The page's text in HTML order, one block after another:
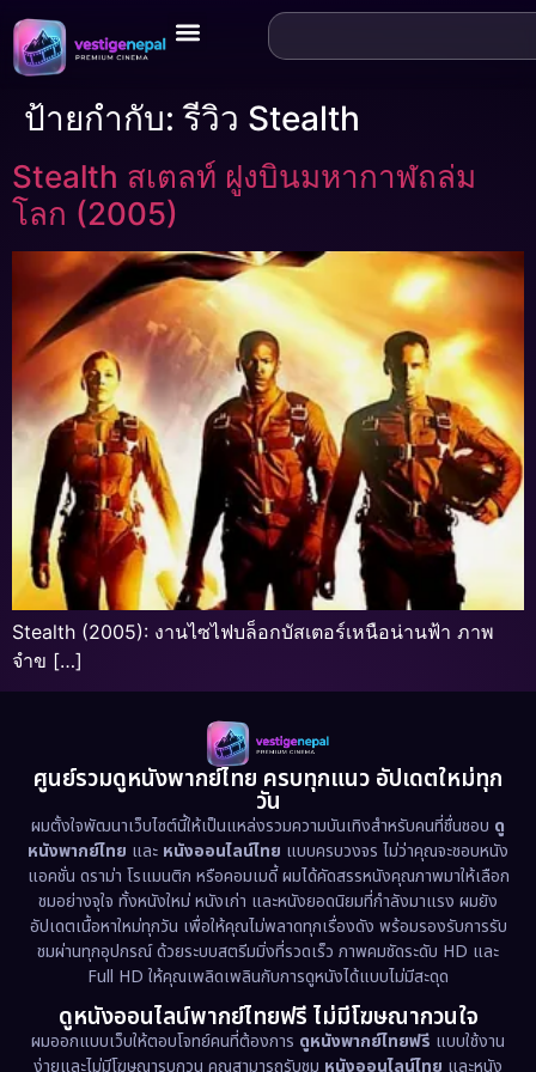
ป้ายกำกับ:รีวิว Stealth
Stealth สเตลท์ ฝูงบินมหากาฬถล่ม
โลก (2005)
Stealth (2005): งานไซไฟบล็อกบัสเตอร์เหนือน่านฟ้า ภาพ
จำข […]
ศูนย์รวมดูหนังพากย์ไทย ครบทุกแนว อัปเดตใหม่ทุก
วัน
ผมตั้งใจพัฒนาเว็บไซต์นี้ให้เป็นแหล่งรวมความบันเทิงสำหรับคนที่ชื่นชอบ ดู
หนังพากย์ไทย และ หนังออนไลน์ไทย แบบครบวงจร ไม่ว่าคุณจะชอบหนัง
แอคชั่น ดราม่า โรแมนติก หรือคอมเมดี้ ผมได้คัดสรรหนังคุณภาพมาให้เลือก
ชมอย่างจุใจ ทั้งหนังใหม่ หนังเก่า และหนังยอดนิยมที่กำลังมาแรง ผมยัง
อัปเดตเนื้อหาใหม่ทุกวัน เพื่อให้คุณไม่พลาดทุกเรื่องดัง พร้อมรองรับการรับ
ชมผ่านทุกอุปกรณ์ ด้วยระบบสตรีมมิ่งที่รวดเร็ว ภาพคมชัดระดับ HD และ
Full HD ให้คุณเพลิดเพลินกับการดูหนังได้แบบไม่มีสะดุด
ดูหนังออนไลน์พากย์ไทยฟรี ไม่มีโฆษณากวนใจ
ผมออกแบบเว็บให้ตอบโจทย์คนที่ต้องการ ดูหนังพากย์ไทยฟรี แบบใช้งาน
ง่ายและไม่มีโฆษณารบกวน คุณสามารถรับชม หนังออนไลน์ไทย และหนัง